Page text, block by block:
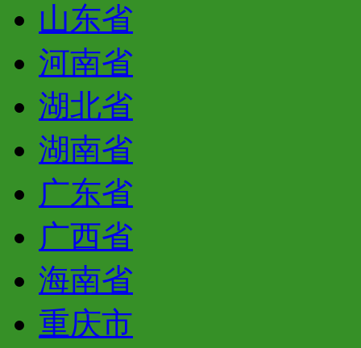
山东省
河南省
湖北省
湖南省
广东省
广西省
海南省
重庆市